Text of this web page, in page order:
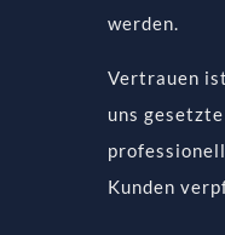
werden.
Vertrauen
uns
Kunden